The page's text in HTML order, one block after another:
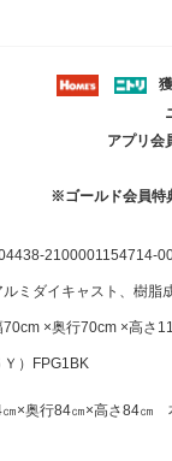
アプリ会
※ゴールド会員特
2100001154714-
ルミダイキャスト、樹脂
70cm ×奥行70cm ×高さ
Ｙ）FPG1BK
㎝×奥行84㎝×高さ84